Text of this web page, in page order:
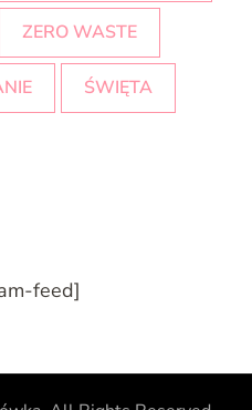
ZERO WASTE
ŚWIĘTA
feed]